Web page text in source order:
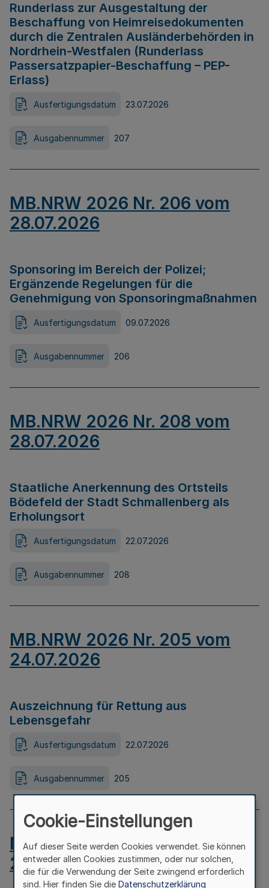
Runderlass zur Ausgestaltung der
Beschaffung von Heimreisedokumenten
durch die Zentralen Ausländerbehörden in
Nordrhein-Westfalen (Runderlass
Passersatzpapier-Beschaffung – PEP-
Erlass)
Ausfertigungsdatum 23.07.2026
Ausgabennummer 207
MB.NRW 2026 Nr. 206 vom
28.07.2026
Sponsoring im Bereich der Polizei;
Ergänzende Regelungen für die
Genehmigung von Sponsoringmaßnahmen
Ausfertigungsdatum 09.07.2026
Ausgabennummer 206
MB.NRW 2026 Nr. 208 vom
28.07.2026
Staatliche Anerkennung des Ortsteils
Bödefeld der Stadt Schmallenberg als
Erholungsort
Ausfertigungsdatum 22.07.2026
Ausgabennummer 208
MB.NRW 2026 Nr. 205 vom
24.07.2026
Auszeichnung für Rettung aus
Lebensgefahr
Ausfertigungsdatum 22.07.2026
Ausgabennummer 205
MB.NRW 2026 Nr. 204 vom
24.07.2026
Cookie-Einstellungen
Auf dieser Seite werden Cookies verwendet. Sie können
entweder allen Cookies zustimmen, oder nur solchen,
die für die Verwendung der Seite zwingend erforderlich
sind. Hier finden Sie die Datenschutzerklärung